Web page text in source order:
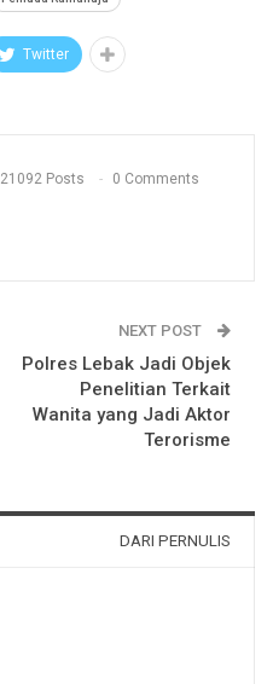
Twitter
21092 Posts 0 Comments
NEXT POST
Polres Lebak Jadi Objek
Penelitian Terkait
Wanita yang Jadi Aktor
Terorisme
DARI PERNULIS